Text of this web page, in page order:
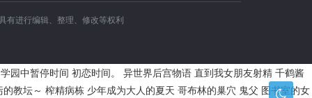
有进行编辑、整理、修改等权利
学园中暂停时间 初恋时间。 异世界后宫物语 直到我女朋友射精 千鹤酱
教坛～ 榨精病栋 少年成为大人的夏天 哥布林的巢穴 鬼父 图书室的女